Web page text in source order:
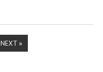
NEXT »